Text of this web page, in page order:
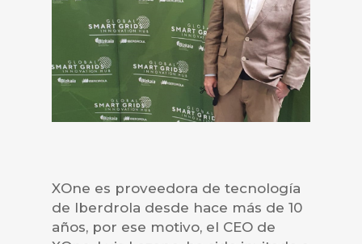
XOne es proveedora de tecnología
de Iberdrola desde hace más de 10
años, por ese motivo, el CEO de